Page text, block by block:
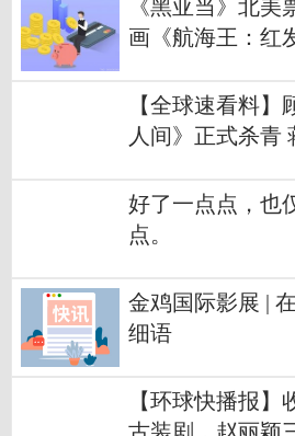
《黑亚当》北美
画《航海王：红
【全球速看料】
人间》正式杀青
好了一点点，也
点。
金鸡国际影展 |
细语
【环球快播报】